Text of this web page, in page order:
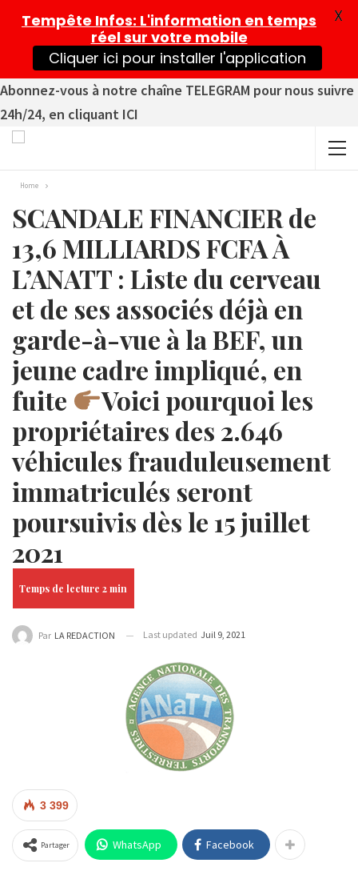
Abonnez-vous à notre chaîne TELEGRAM pour nous suivre
24h/24, en cliquant ICI
Home
SCANDALE FINANCIER de
13,6 MILLIARDS FCFA À
L’ANATT : Liste du cerveau
et de ses associés déjà en
garde-à-vue à la BEF, un
jeune cadre impliqué, en
fuite
Voici pourquoi les
propriétaires des 2.646
véhicules frauduleusement
immatriculés seront
poursuivis dès le 15 juillet
2021
Par LA REDACTION Last updated Juil 9, 2021
3 399
Partager WhatsApp Facebook
Tempête Infos: L'information en temps
réel sur votre mobile
Cliquer ici pour installer l'application
X